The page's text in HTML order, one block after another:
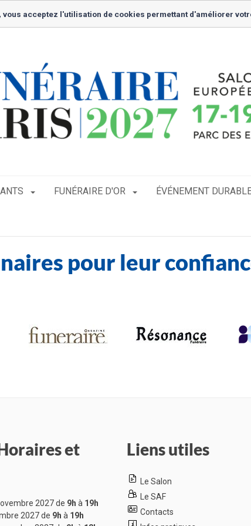
FUNÉRAIRE D'OR ÉVÉNEMENT
pour leur
et
2027 de 9h à 19h
2027 de 9h à 19h
Liens utiles
Le Salon
Le SAF
Contacts
acceptez l'utilisation de cookies permettant d'améliorer